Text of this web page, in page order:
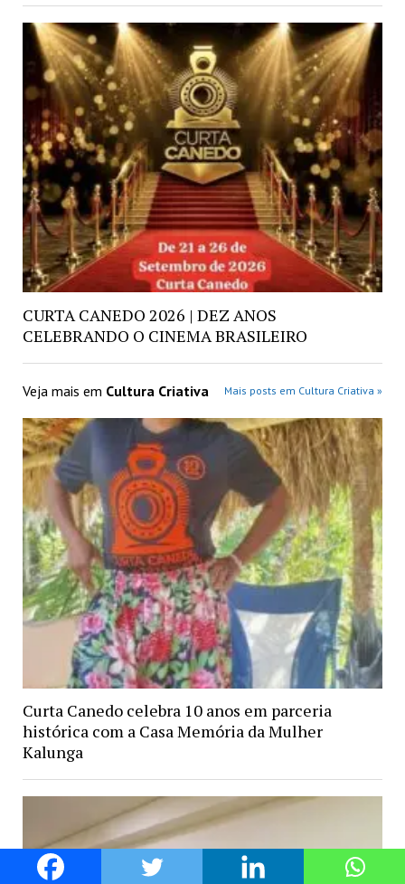
CURTA CANEDO 2026 | DEZ ANOS
CELEBRANDO O CINEMA BRASILEIRO
Veja mais em Cultura Criativa Mais posts em Cultura Criativa »
Curta Canedo celebra 10 anos em parceria
histórica com a Casa Memória da Mulher
Kalunga